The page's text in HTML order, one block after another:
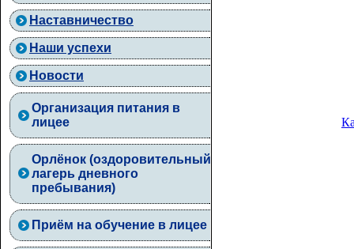
Наставничество
Наши успехи
Новости
Организация питания в
лицее
Орлёнок (оздоровительный
лагерь дневного
пребывания)
Приём на обучение в лицее